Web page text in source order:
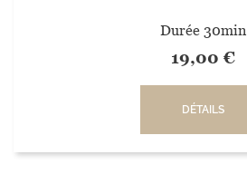
Durée 30min
19,00 €
DÉTAILS